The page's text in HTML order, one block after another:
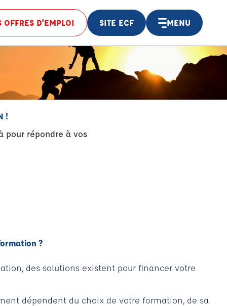
OFFRES D'EMPLOI SITE ECF MENU
!
pour répondre à vos
?
des solutions existent pour financer votre
dépendent du choix de votre formation, de sa